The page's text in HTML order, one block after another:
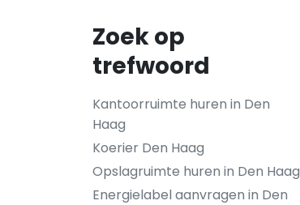
Zoek op
trefwoord
Kantoorruimte huren in Den
Haag
Koerier Den Haag
Opslagruimte huren in Den Haag
Energielabel aanvragen in Den